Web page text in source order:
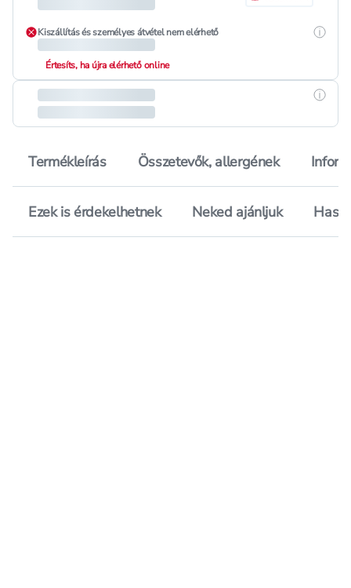
Kiszállítás és személyes átvétel nem elérhető
Értesíts, ha újra elérhető online
Termékleírás Összetevők, allergének
Ezek is érdekelhetnek Neked ajánljuk